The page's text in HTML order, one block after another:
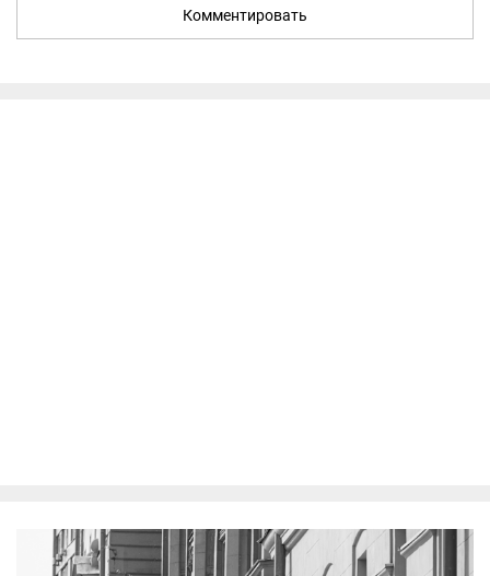
Комментировать